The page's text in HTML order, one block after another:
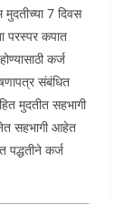
मुदतीच्या 7 दिवस
कपात
कर्ज
संबंधित
मुदतीत सहभागी
सहभागी आहेत
पद्धतीने कर्ज